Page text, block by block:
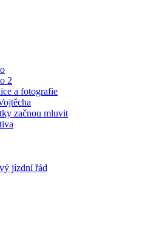
2
a fotografie
začnou mluvit
jízdní řád